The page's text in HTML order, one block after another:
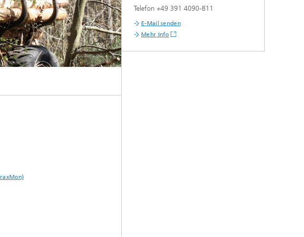
Telefon +49 391 4090-811
E-Mail senden
Mehr Info